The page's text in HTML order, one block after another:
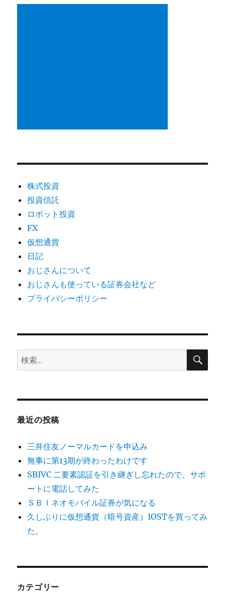
株式投資
投資信託
ロボット投資
FX
仮想通貨
日記
おじさんについて
おじさんも使っている証券会社など
プライバシーポリシー
検
索:
検
最近の投稿
三井住友ノーマルカードを申込み
無事に第13期が終わったわけです
SBIVC 二要素認証を引き継ぎし忘れたので、サポ
ートに電話してみた
ＳＢＩネオモバイル証券が気になる
久しぶりに仮想通貨（暗号資産）IOSTを買ってみ
た。
カテゴリー